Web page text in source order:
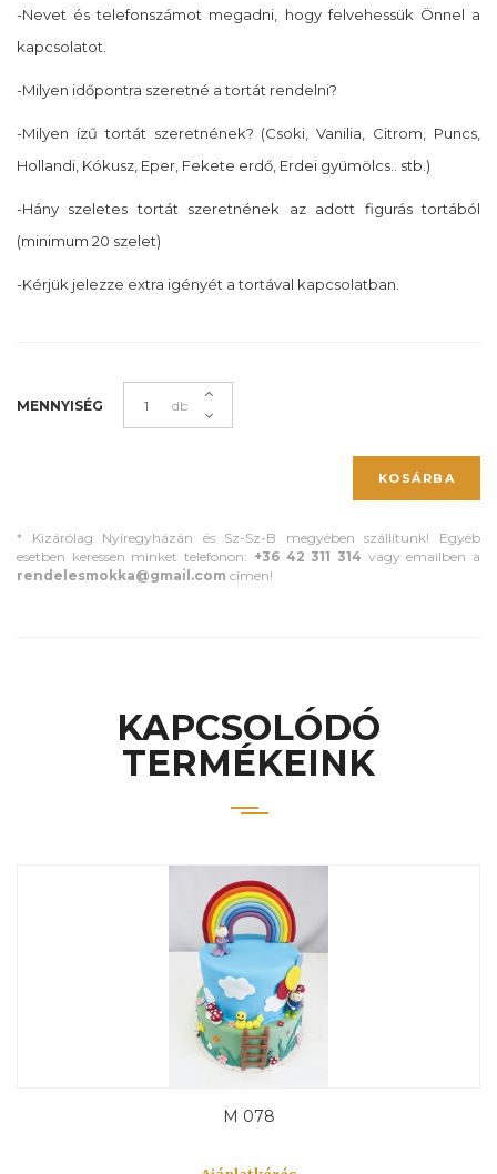
-Nevet és telefonszámot megadni, hogy felvehessük Önnel a
kapcsolatot.
-Milyen időpontra szeretné a tortát rendelni?
-Milyen ízű tortát szeretnének? (Csoki, Vanilia, Citrom, Puncs,
Hollandi, Kókusz, Eper, Fekete erdő, Erdei gyümölcs.. stb.)
-Hány szeletes tortát szeretnének az adott figurás tortából
(minimum 20 szelet)
-Kérjük jelezze extra igényét a tortával kapcsolatban.
MENNYISÉG db
KOSÁRBA
* Kizárólag Nyíregyházán és Sz-Sz-B megyében szállítunk! Egyéb
esetben keressen minket telefonon: +36 42 311 314 vagy emailben a
rendelesmokka@gmail.com címen!
KAPCSOLÓDÓ
TERMÉKEINK
M 078